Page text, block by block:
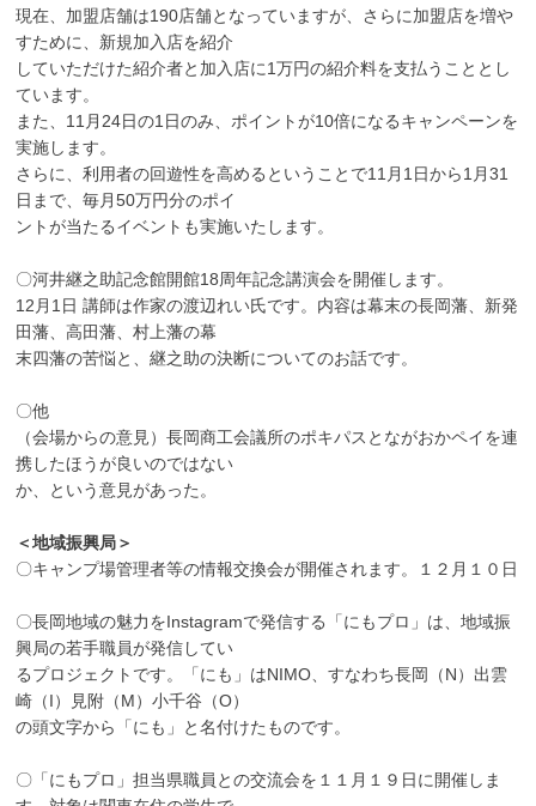
現在、加盟店舗は190店舗となっていますが、さらに加盟店を増や
すために、新規加入店を紹介
していただけた紹介者と加入店に1万円の紹介料を支払うこととし
ています。
また、11月24日の1日のみ、ポイントが10倍になるキャンペーンを
実施します。
さらに、利用者の回遊性を高めるということで11月1日から1月31
日まで、毎月50万円分のポイ
ントが当たるイベントも実施いたします。
〇河井継之助記念館開館18周年記念講演会を開催します。
12月1日 講師は作家の渡辺れい氏です。内容は幕末の長岡藩、新発
田藩、高田藩、村上藩の幕
末四藩の苦悩と、継之助の決断についてのお話です。
〇他
（会場からの意見）長岡商工会議所のポキパスとながおかペイを連
携したほうが良いのではない
か、という意見があった。
＜地域振興局＞
〇キャンプ場管理者等の情報交換会が開催されます。１２月１０日
〇長岡地域の魅力をInstagramで発信する「にもプロ」は、地域振
興局の若手職員が発信してい
るプロジェクトです。「にも」はNIMO、すなわち長岡（N）出雲
崎（I）見附（M）小千谷（O）
の頭文字から「にも」と名付けたものです。
〇「にもプロ」担当県職員との交流会を１１月１９日に開催しま